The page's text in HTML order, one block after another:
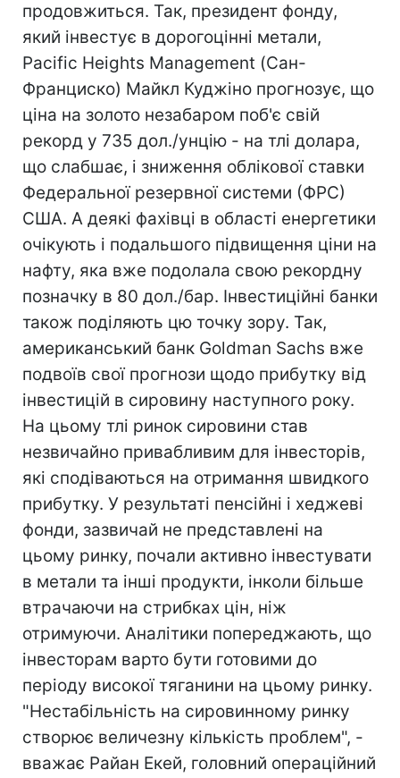
продовжиться. Так, президент фонду,
який інвестує в дорогоцінні метали,
Pacific Heights Management (Сан-
Франциско) Майкл Куджіно прогнозує, що
ціна на золото незабаром поб'є свій
рекорд у 735 дол./унцію - на тлі долара,
що слабшає, і зниження облікової ставки
Федеральної резервної системи (ФРС)
США. А деякі фахівці в області енергетики
очікують і подальшого підвищення ціни на
нафту, яка вже подолала свою рекордну
позначку в 80 дол./бар. Інвестиційні банки
також поділяють цю точку зору. Так,
американський банк Goldman Sachs вже
подвоїв свої прогнози щодо прибутку від
інвестицій в сировину наступного року.
На цьому тлі ринок сировини став
незвичайно привабливим для інвесторів,
які сподіваються на отримання швидкого
прибутку. У результаті пенсійні і хеджеві
фонди, зазвичай не представлені на
цьому ринку, почали активно інвестувати
в метали та інші продукти, інколи більше
втрачаючи на стрибках цін, ніж
отримуючи. Аналітики попереджають, що
інвесторам варто бути готовими до
періоду високої тяганини на цьому ринку.
"Нестабільність на сировинному ринку
створює величезну кількість проблем", -
вважає Райан Екей, головний операційний